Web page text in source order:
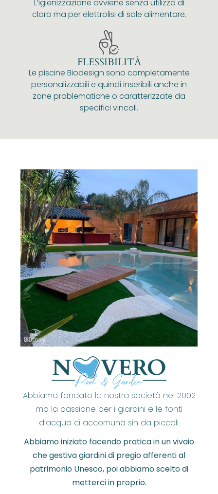
L’igienizzazione avviene senza utilizzo di
cloro ma per elettrolisi di sale alimentare.
FLESSIBILITÀ
Le piscine Biodesign sono completamente
personalizzabili e quindi inseribili anche in
zone problematiche o caratterizzate da
specifici vincoli.
Abbiamo fondato la nostra società nel 2002
ma la passione per i giardini e le fonti
d’acqua ci accomuna sin da piccoli.
Abbiamo iniziato facendo pratica in un vivaio
che gestiva giardini di pregio afferenti al
patrimonio Unesco, poi abbiamo scelto di
metterci in proprio.